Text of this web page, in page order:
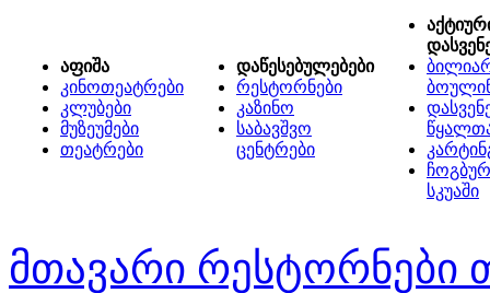
აფიშა
კინოთეატრები
კლუბები
მუზეუმები
თეატრები
დაწესებულებები
რესტორნები
კაზინო
საბავშვო
ცენტრები
სკუაში
მთავარი რესტორნები